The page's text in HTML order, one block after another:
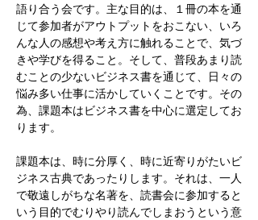
語り合う会です。主な目的は、１冊の本を通
じて参加者がアウトプットをおこない、いろ
んな人の感想や考え方に触れることで、気づ
きや学びを得ること。そして、普段あまり読
むことの少ないビジネス書を通じて、日々の
悩み多い仕事に活かしていくことです。その
為、課題本はビジネス書を中心に選定してお
ります。
課題本は、時に分厚く、時に近寄りがたいビ
ジネス古典であったりします。それは、一人
で敬遠しがちな名著を、読書会に参加すると
いう目的でむりやり読んでしまおうという意